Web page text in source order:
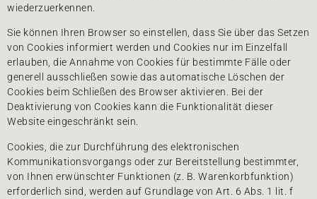
wiederzuerkennen.
Sie können Ihren Browser so einstellen, dass Sie über das Setzen
von Cookies informiert werden und Cookies nur im Einzelfall
erlauben, die Annahme von Cookies für bestimmte Fälle oder
generell ausschließen sowie das automatische Löschen der
Cookies beim Schließen des Browser aktivieren. Bei der
Deaktivierung von Cookies kann die Funktionalität dieser
Website eingeschränkt sein.
Cookies, die zur Durchführung des elektronischen
Kommunikationsvorgangs oder zur Bereitstellung bestimmter,
von Ihnen erwünschter Funktionen (z. B. Warenkorbfunktion)
erforderlich sind, werden auf Grundlage von Art. 6 Abs. 1 lit. f